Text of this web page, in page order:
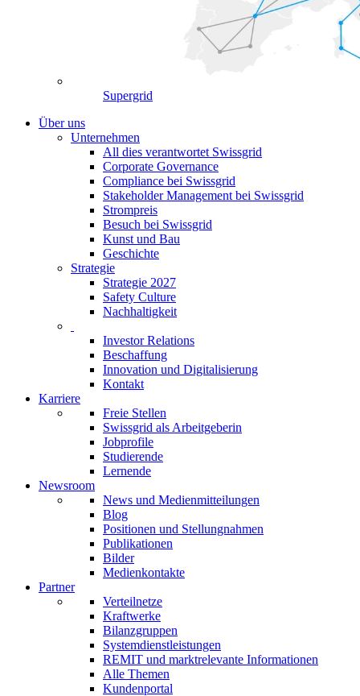
Supergrid
Über uns
Unternehmen
All dies verantwortet Swissgrid
Corporate Governance
Compliance bei Swissgrid
Stakeholder Management bei Swissgrid
Strompreis
Besuch bei Swissgrid
Kunst und Bau
Geschichte
Strategie
Strategie 2027
Safety Culture
Nachhaltigkeit
Investor Relations
Beschaffung
Innovation und Digitalisierung
Kontakt
Karriere
Freie Stellen
Swissgrid als Arbeitgeberin
Jobprofile
Studierende
Lernende
Newsroom
News und Medienmitteilungen
Blog
Positionen und Stellungnahmen
Publikationen
Bilder
Medienkontakte
Partner
Verteilnetze
Kraftwerke
Bilanzgruppen
Systemdienstleistungen
REMIT und marktrelevante Informationen
Alle Themen
Kundenportal